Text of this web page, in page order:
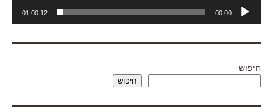
אודיו
00:00
01:00:12
חיפוש
חיפוש